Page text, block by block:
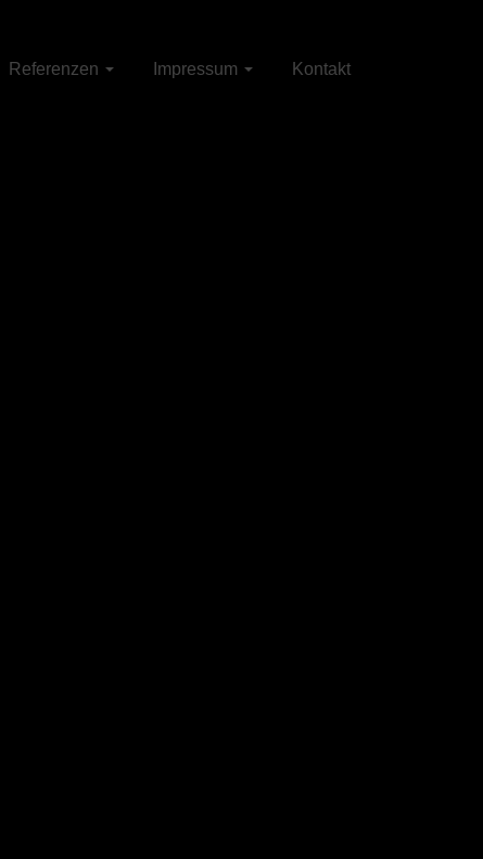
Referenzen Impressum Kontakt